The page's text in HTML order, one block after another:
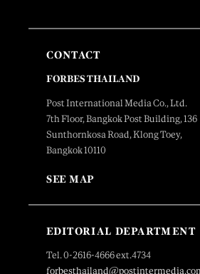
CONTACT
FORBES THAILAND
Post International Media Co., Ltd.
7th Floor, Bangkok Post Building, 136
Sunthornkosa Road, Klong Toey,
Bangkok 10110
SEE MAP
EDITORIAL DEPARTMENT
Tel. 0-2616-4666 ext.4734